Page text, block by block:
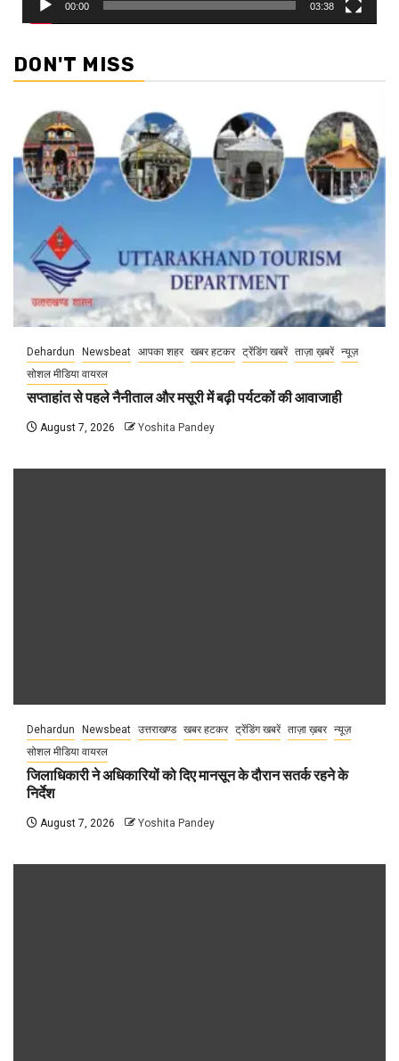
00:00 03:38
DON'T MISS
Dehardun Newsbeat आपका शहर खबर हटकर ट्रेंडिंग खबरें ताज़ा ख़बरें न्यूज़
सोशल मीडिया वायरल
सप्ताहांत से पहले नैनीताल और मसूरी में बढ़ी पर्यटकों की आवाजाही
August 7, 2026 Yoshita Pandey
Dehardun Newsbeat उत्तराखण्ड खबर हटकर ट्रेंडिंग खबरें ताज़ा ख़बर न्यूज़
सोशल मीडिया वायरल
जिलाधिकारी ने अधिकारियों को दिए मानसून के दौरान सतर्क रहने के
निर्देश
August 7, 2026 Yoshita Pandey